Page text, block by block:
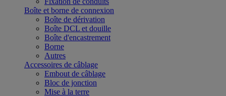
Boîte et borne de connexion
Boîte de dérivation
Boîte DCL et douille
Boîte d'encastrement
Borne
Autres
Accessoires de câblage
Embout de câblage
Bloc de jonction
Mise à la terre